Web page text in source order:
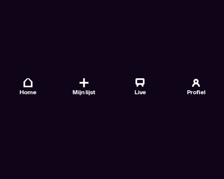
Home Mijn lijst Live Profiel